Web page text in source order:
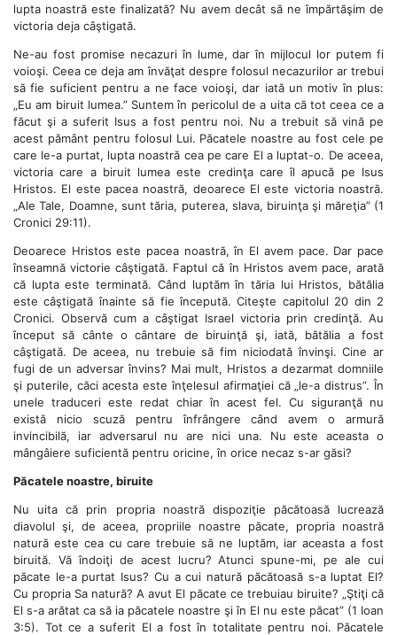
lupta noastră este finalizată? Nu avem decât să ne împărtăşim de
victoria deja câştigată.
Ne-au fost promise necazuri în lume, dar în mijlocul lor putem fi
voioşi. Ceea ce deja am învăţat despre folosul necazurilor ar trebui
să fie suficient pentru a ne face voioşi, dar iată un motiv în plus:
„Eu am biruit lumea.” Suntem în pericolul de a uita că tot ceea ce a
făcut şi a suferit Isus a fost pentru noi. Nu a trebuit să vină pe
acest pământ pentru folosul Lui. Păcatele noastre au fost cele pe
care le-a purtat, lupta noastră cea pe care El a luptat-o. De aceea,
victoria care a biruit lumea este credinţa care îl apucă pe Isus
Hristos. El este pacea noastră, deoarece El este victoria noastră.
„Ale Tale, Doamne, sunt tăria, puterea, slava, biruinţa şi măreţia” (1
Cronici 29:11).
Deoarece Hristos este pacea noastră, în El avem pace. Dar pace
înseamnă victorie câştigată. Faptul că în Hristos avem pace, arată
că lupta este terminată. Când luptăm în tăria lui Hristos, bătălia
este câştigată înainte să fie începută. Citeşte capitolul 20 din 2
Cronici. Observă cum a câştigat Israel victoria prin credinţă. Au
început să cânte o cântare de biruinţă şi, iată, bătălia a fost
câştigată. De aceea, nu trebuie să fim niciodată învinşi. Cine ar
fugi de un adversar învins? Mai mult, Hristos a dezarmat domniile
şi puterile, căci acesta este înţelesul afirmaţiei că „le-a distrus”. În
unele traduceri este redat chiar în acest fel. Cu siguranţă nu
există nicio scuză pentru înfrângere când avem o armură
invincibilă, iar adversarul nu are nici una. Nu este aceasta o
mângâiere suficientă pentru oricine, în orice necaz s-ar găsi?
Păcatele noastre, biruite
Nu uita că prin propria noastră dispoziţie păcătoasă lucrează
diavolul şi, de aceea, propriile noastre păcate, propria noastră
natură este cea cu care trebuie să ne luptăm, iar aceasta a fost
biruită. Vă îndoiţi de acest lucru? Atunci spune-mi, pe ale cui
păcate le-a purtat Isus? Cu a cui natură păcătoasă s-a luptat El?
Cu propria Sa natură? A avut El păcate ce trebuiau biruite? „Ştiţi că
El s-a arătat ca să ia păcatele noastre şi în El nu este păcat” (1 Ioan
3:5). Tot ce a suferit El a fost în totalitate pentru noi. Păcatele